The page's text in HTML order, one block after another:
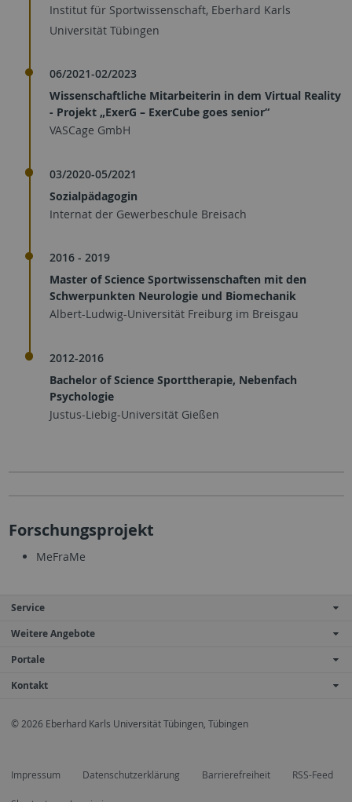
Institut für Sportwissenschaft, Eberhard Karls
Universität Tübingen
06/2021-02/2023
Wissenschaftliche Mitarbeiterin in dem Virtual Reality
- Projekt „ExerG – ExerCube goes senior“
VASCage GmbH
03/2020-05/2021
Sozialpädagogin
Internat der Gewerbeschule Breisach
2016 - 2019
Master of Science Sportwissenschaften mit den
Schwerpunkten Neurologie und Biomechanik
Albert-Ludwig-Universität Freiburg im Breisgau
2012-2016
Bachelor of Science Sporttherapie, Nebenfach
Psychologie
Justus-Liebig-Universität Gießen
Forschungsprojekt
MeFraMe
Service
Weitere Angebote
Portale
Kontakt
© 2026 Eberhard Karls Universität Tübingen, Tübingen
Impressum Datenschutzerklärung Barrierefreiheit RSS-Feed